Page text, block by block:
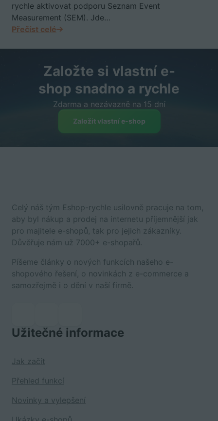
rychle aktivovat podporu Seznam Event
Measurement (SEM). Jde…
Přečíst celé
Založte si vlastní e-
shop snadno a rychle
Zdarma a nezávazně na 15 dní
Založit vlastní e-shop
Celý náš tým Eshop-rychle usilovně pracuje na tom,
aby byl nákup a prodej na internetu příjemnější jak
pro majitele e-shopů, tak pro jejich zákazníky.
Důvěřuje nám už 7000+ e-shopařů.
Píšeme články o nových funkcích našeho e-
shopového řešení, o novinkách z e-commerce a
samozřejmě i o dění v naší firmě.
Užitečné informace
Jak začít
Přehled funkcí
Novinky a vylepšení